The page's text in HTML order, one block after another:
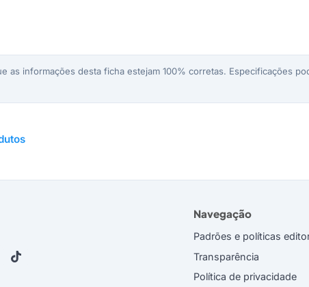
as informações desta ficha estejam 100% corretas. Especificações
Navegação
Padrões e políticas
Transparência
Política de privacidade